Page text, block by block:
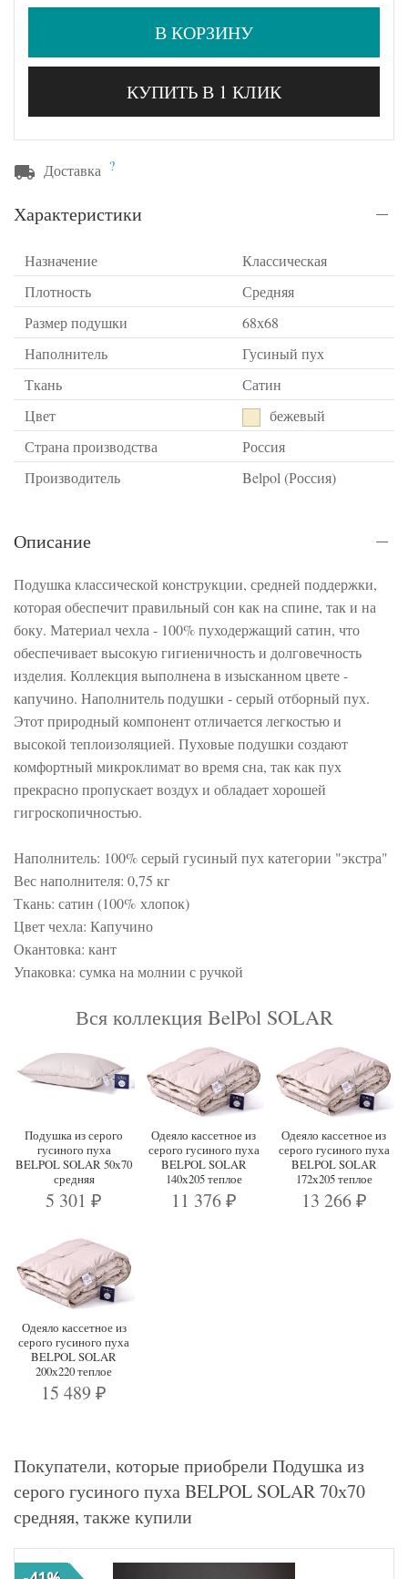
В КОРЗИНУ
КУПИТЬ В 1 КЛИК
Доставка ?
Характеристики
Назначение
Классическая
Плотность
Средняя
Размер подушки
68х68
Наполнитель
Гусиный пух
Ткань
Сатин
Цвет
бежевый
Страна производства
Россия
Производитель
Belpol (Россия)
Описание
Подушка классической конструкции, средней поддержки,
которая обеспечит правильный сон как на спине, так и на
боку. Материал чехла - 100% пуходержащий сатин, что
обеспечивает высокую гигиеничность и долговечность
изделия. Коллекция выполнена в изысканном цвете -
капучино. Наполнитель подушки - серый отборный пух.
Этот природный компонент отличается легкостью и
высокой теплоизоляцией. Пуховые подушки создают
комфортный микроклимат во время сна, так как пух
прекрасно пропускает воздух и обладает хорошей
гигроскопичностью.
Наполнитель: 100% серый гусиный пух категории "экстра"
Вес наполнителя: 0,75 кг
Ткань: сатин (100% хлопок)
Цвет чехла: Капучино
Окантовка: кант
Упаковка: сумка на молнии с ручкой
Вся коллекция BelPol SOLAR
Подушка из серого
гусиного пуха
BELPOL SOLAR 50х70
средняя
5 301₽
Одеяло кассетное из
серого гусиного пуха
BELPOL SOLAR
140х205 теплое
11 376 ₽
Одеяло кассетное из
серого гусиного пуха
BELPOL SOLAR
172х205 теплое
13 266 ₽
Одеяло кассетное из
серого гусиного пуха
BELPOL SOLAR
200х220 теплое
15 489₽
Покупатели, которые приобрели Подушка из
серого гусиного пуха BELPOL SOLAR 70х70
средняя, также купили